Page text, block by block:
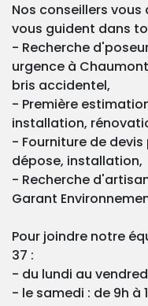
Nos conseillers
vous guident dans
- Recherche
urgence à
bris accidentel,
- Première
installation,
- Fourniture de
dépose, installation,
- Recherche
Garant
Pour joindre notre
37 :
- du lundi au
- le samedi : de 9h à